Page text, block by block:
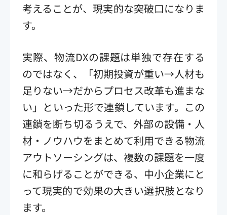
考えることが、現実的な突破口になりま
す。
実際、物流DXの課題は単独で存在する
のではなく、「初期投資が重い→人材も
足りない→だからプロセス改革も進まな
い」といった形で連鎖しています。この
連鎖を断ち切るうえで、外部の設備・人
材・ノウハウをまとめて利用できる物流
アウトソーシングは、複数の課題を一度
に和らげることができる、中小企業にと
って現実的で効果の大きい選択肢となり
ます。